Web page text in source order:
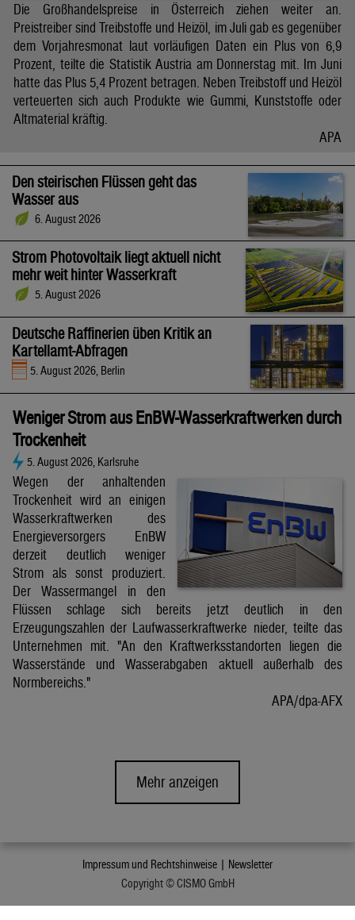
Die Großhandelspreise in Österreich ziehen weiter an.
Preistreiber sind Treibstoffe und Heizöl, im Juli gab es gegenüber
dem Vorjahresmonat laut vorläufigen Daten ein Plus von 6,9
Prozent, teilte die Statistik Austria am Donnerstag mit. Im Juni
hatte das Plus 5,4 Prozent betragen. Neben Treibstoff und Heizöl
verteuerten sich auch Produkte wie Gummi, Kunststoffe oder
Altmaterial kräftig.
APA
Den steirischen Flüssen geht das
Wasser aus
6. August 2026
Strom Photovoltaik liegt aktuell nicht
mehr weit hinter Wasserkraft
5. August 2026
Deutsche Raffinerien üben Kritik an
Kartellamt-Abfragen
5. August 2026, Berlin
Weniger Strom aus EnBW-Wasserkraftwerken durch
Trockenheit
5. August 2026, Karlsruhe
Wegen der anhaltenden
Trockenheit wird an einigen
Wasserkraftwerken des
Energieversorgers EnBW
derzeit deutlich weniger
Strom als sonst produziert.
Der Wassermangel in den
Flüssen schlage sich bereits jetzt deutlich in den
Erzeugungszahlen der Laufwasserkraftwerke nieder, teilte das
Unternehmen mit. "An den Kraftwerksstandorten liegen die
Wasserstände und Wasserabgaben aktuell außerhalb des
Normbereichs."
APA/dpa-AFX
Mehr anzeigen
Impressum und Rechtshinweise | Newsletter
Copyright © CISMO GmbH